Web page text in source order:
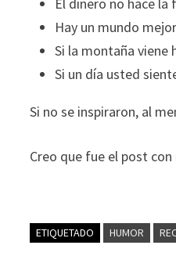
Hay un mundo
Si la montaña
Si un día usted
Si no se inspiraron, al
Creo que fue el post
ETIQUETADO HUMOR